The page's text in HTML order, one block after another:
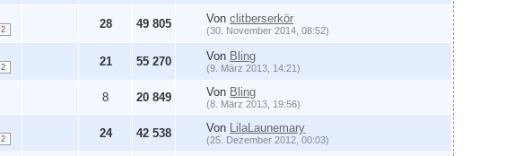
2 28 49 805 Vonclitberserkör
(30. November 2014, 08:52)
2 21 55 270 Von Bling
(9. März 2013, 14:21)
8 20 849 Von Bling
(8. März 2013, 19:56)
2 24 42 538 Von LilaLaunemary
(25. Dezember 2012, 00:03)